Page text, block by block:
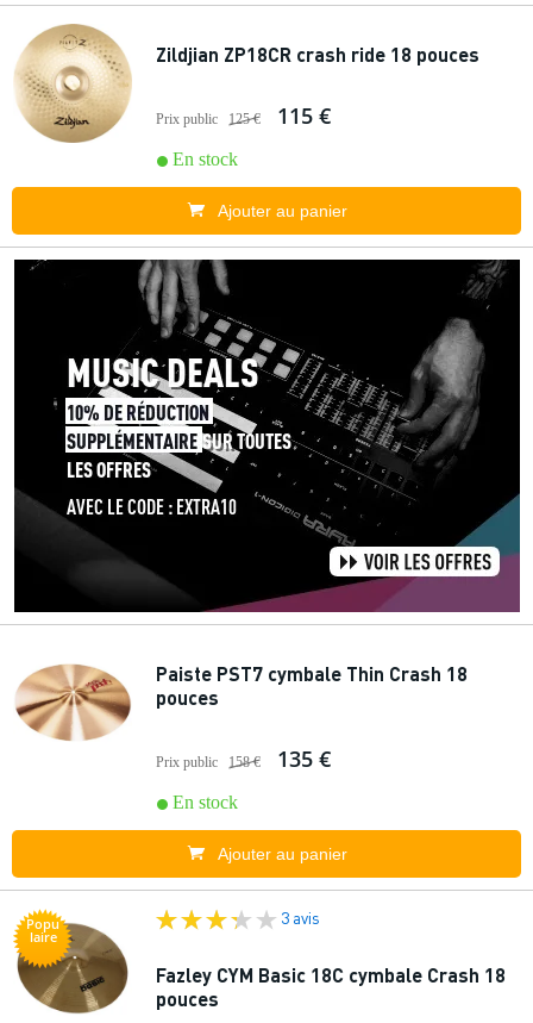
Zildjian ZP18CR crash ride 18 pouces
Prix public 125 € 115 €
En stock
Ajouter au panier
Paiste PST7 cymbale Thin Crash 18
pouces
Prix public 158 € 135 €
En stock
Ajouter au panier
Popu
laire
3 avis
Fazley CYM Basic 18C cymbale Crash 18
pouces